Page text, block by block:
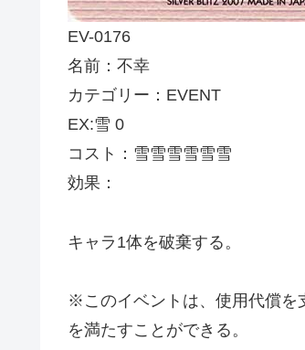
EV-0176
名前：不幸
カテゴリー：EVENT
EX:雪 0
コスト：雪雪雪雪雪雪
効果：
キャラ1体を破棄する。
※このイベントは、使用代償を
を満たすことができる。